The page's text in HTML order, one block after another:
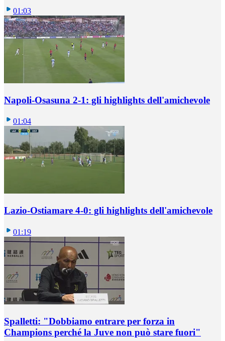
01:03
Napoli-Osasuna 2-1: gli highlights dell'amichevole
01:04
Lazio-Ostiamare 4-0: gli highlights dell'amichevole
01:19
Spalletti: "Dobbiamo entrare per forza in
Champions perché la Juve non può stare fuori"